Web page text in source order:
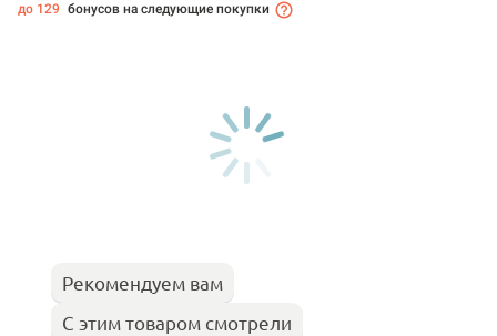
до 129 бонусов на следующие покупки
Рекомендуем вам
С этим товаром смотрели